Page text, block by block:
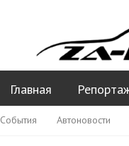
Главная
Ваши вопросы ПДД
События Автоновости